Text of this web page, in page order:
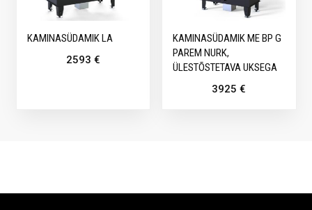
KAMINASÜDAMIK LA
2593 €
KAMINASÜDAMIK ME BP G
PAREM NURK,
ÜLESTÕSTETAVA UKSEGA
3925€